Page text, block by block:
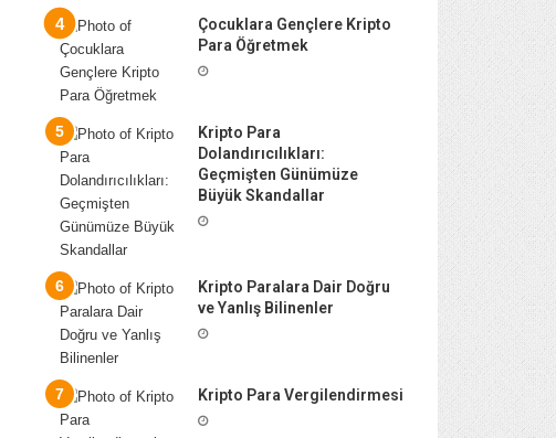
Çocuklara Gençlere Kripto
Para Öğretmek
Kripto Para
Dolandırıcılıkları:
Geçmişten Günümüze
Büyük Skandallar
Kripto Paralara Dair Doğru
ve Yanlış Bilinenler
Kripto Para Vergilendirmesi